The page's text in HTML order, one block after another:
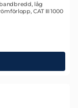
låg
CAT III 1000
Strömprob